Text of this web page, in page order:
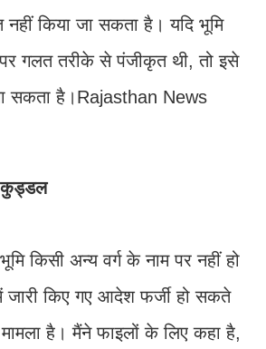
नहीं किया जा सकता है। यदि भूमि
गलत तरीके से पंजीकृत थी, तो इसे
सकता है।Rajasthan News
कुड्डल
किसी अन्य वर्ग के नाम पर नहीं हो
किए गए आदेश फर्जी हो सकते
है। मैंने फाइलों के लिए कहा है,